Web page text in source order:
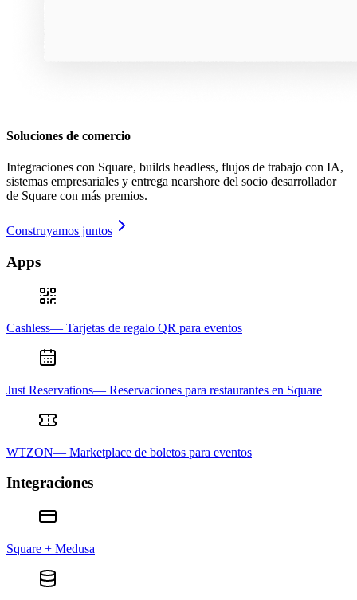
Soluciones de comercio
Integraciones con Square, builds headless, flujos de trabajo con IA,
sistemas empresariales y entrega nearshore del socio desarrollador
de Square con más premios.
Construyamos juntos
Apps
Cashless— Tarjetas de regalo QR para eventos
Just Reservations— Reservaciones para restaurantes en Square
WTZON— Marketplace de boletos para eventos
Integraciones
Square + Medusa